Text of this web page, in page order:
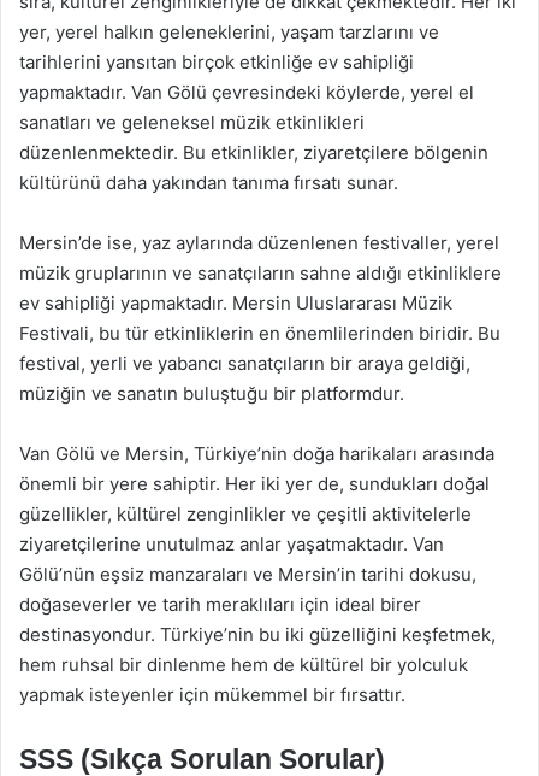
yer, yerel halkın geleneklerini, yaşam tarzlarını ve
tarihlerini yansıtan birçok etkinliğe ev sahipliği
yapmaktadır. Van Gölü çevresindeki köylerde, yerel el
sanatları ve geleneksel müzik etkinlikleri
düzenlenmektedir. Bu etkinlikler, ziyaretçilere bölgenin
kültürünü daha yakından tanıma fırsatı sunar.
Mersin’de ise, yaz aylarında düzenlenen festivaller, yerel
müzik gruplarının ve sanatçıların sahne aldığı etkinliklere
ev sahipliği yapmaktadır. Mersin Uluslararası Müzik
Festivali, bu tür etkinliklerin en önemlilerinden biridir. Bu
festival, yerli ve yabancı sanatçıların bir araya geldiği,
müziğin ve sanatın buluştuğu bir platformdur.
Van Gölü ve Mersin, Türkiye’nin doğa harikaları arasında
önemli bir yere sahiptir. Her iki yer de, sundukları doğal
güzellikler, kültürel zenginlikler ve çeşitli aktivitelerle
ziyaretçilerine unutulmaz anlar yaşatmaktadır. Van
Gölü’nün eşsiz manzaraları ve Mersin’in tarihi dokusu,
doğaseverler ve tarih meraklıları için ideal birer
destinasyondur. Türkiye’nin bu iki güzelliğini keşfetmek,
hem ruhsal bir dinlenme hem de kültürel bir yolculuk
yapmak isteyenler için mükemmel bir fırsattır.
SSS (Sıkça Sorulan Sorular)